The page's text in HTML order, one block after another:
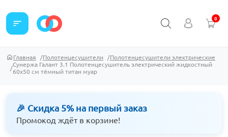
sort 0
Главная Полотенцесушители
Полотенцесушители электрические
Сунержа Галант 3.1 Полотенцесушитель электрический жидкостный
60х50 см тёмный титан муар
🎉 Скидка 5% на первый заказ
Промокод ждёт в корзине!